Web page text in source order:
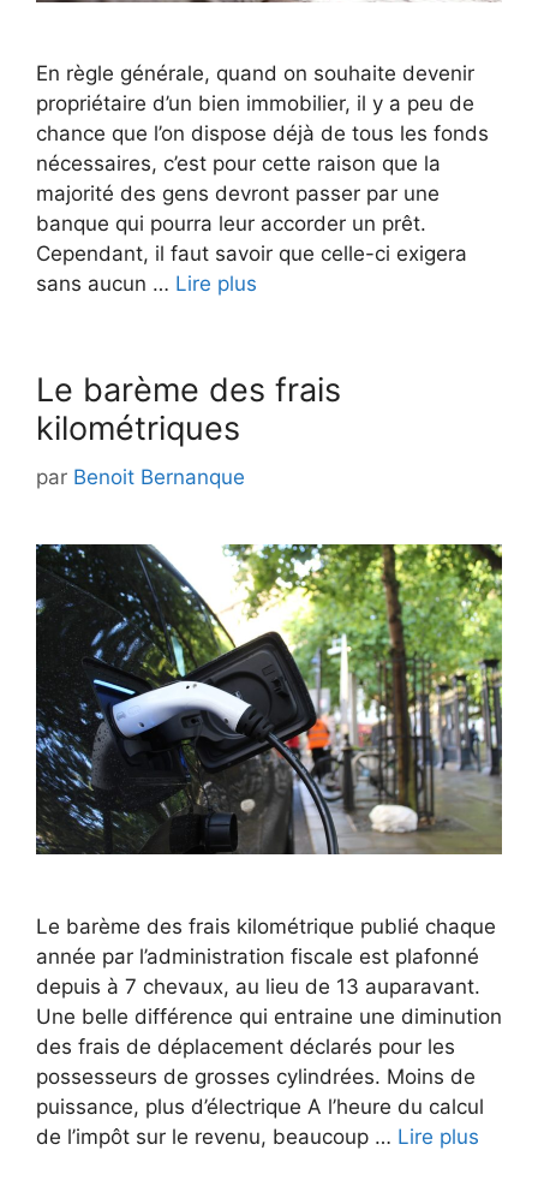
En règle générale, quand on souhaite devenir
propriétaire d’un bien immobilier, il y a peu de
chance que l’on dispose déjà de tous les fonds
nécessaires, c’est pour cette raison que la
majorité des gens devront passer par une
banque qui pourra leur accorder un prêt.
Cependant, il faut savoir que celle-ci exigera
sans aucun … Lire plus
Le barème des frais
kilométriques
par Benoit Bernanque
Le barème des frais kilométrique publié chaque
année par l’administration fiscale est plafonné
depuis à 7 chevaux, au lieu de 13 auparavant.
Une belle différence qui entraine une diminution
des frais de déplacement déclarés pour les
possesseurs de grosses cylindrées. Moins de
puissance, plus d’électrique A l’heure du calcul
de l’impôt sur le revenu, beaucoup … Lire plus